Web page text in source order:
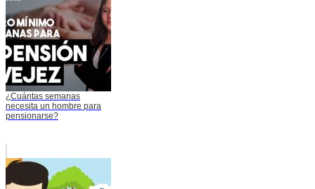
¿Cuántas semanas
necesita un hombre para
pensionarse?